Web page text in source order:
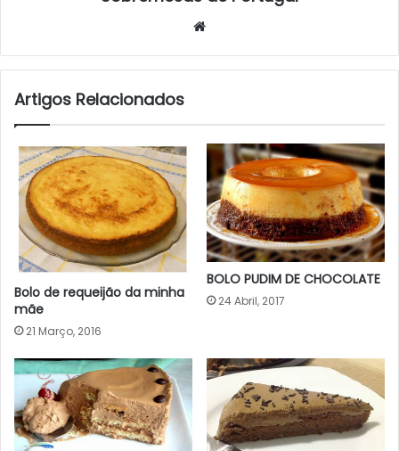
Artigos Relacionados
Bolo de requeijão da minha
mãe
21 Março, 2016
BOLO PUDIM DE CHOCOLATE
24 Abril, 2017